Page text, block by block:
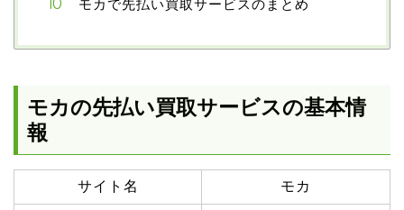
モカで先払い買取サービスのまとめ
モカの先払い買取サービスの基本情
報
サイト名 モカ